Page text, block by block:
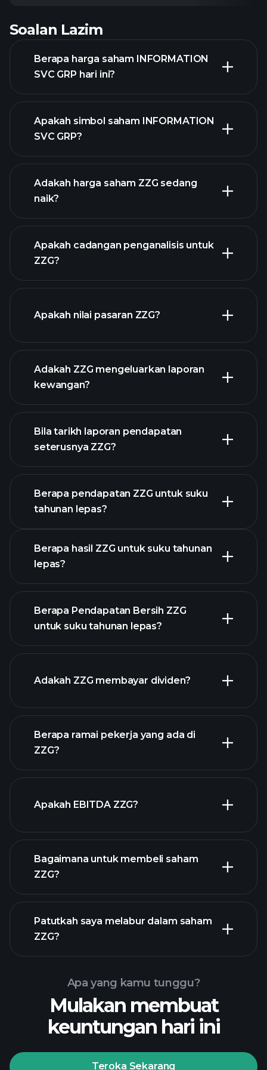
Soalan Lazim
Berapa harga saham INFORMATION
SVC GRP hari ini?
grafik lanjutan
Apakah simbol saham INFORMATION
SVC GRP?
Adakah harga saham ZZG sedang
naik?
Apakah cadangan penganalisis untuk
ZZG?
Apakah nilai pasaran ZZG?
Adakah ZZG mengeluarkan laporan
kewangan?
kewangan ZZG
Bila tarikh laporan pendapatan
seterusnya ZZG?
Berapa pendapatan ZZG untuk suku
tahunan lepas?
ZZG
Berapa hasil ZZG untuk suku tahunan
lepas?
Berapa Pendapatan Bersih ZZG
untuk suku tahunan lepas?
Adakah ZZG membayar dividen?
Berapa ramai pekerja yang ada di
ZZG?
majikan terbesar
Apakah EBITDA ZZG?
laporan kewangan
Bagaimana untuk membeli saham
ZZG?
Playtrade Tournaments
broker yang disyorkan
Patutkah saya melabur dalam saham
ZZG?
Apa yang kamu tunggu?
Mulakan membuat
keuntungan hari ini
Teroka Sekarang